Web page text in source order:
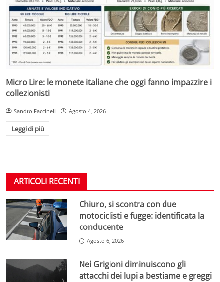
Micro Lire: le monete italiane che oggi fanno impazzire i
collezionisti
Sandro Faccinelli Agosto 4, 2026
Leggi di più
ARTICOLI RECENTI
Chiuro, si scontra con due
motociclisti e fugge: identificata la
conducente
Agosto 6, 2026
Nei Grigioni diminuiscono gli
attacchi dei lupi a bestiame e greggi